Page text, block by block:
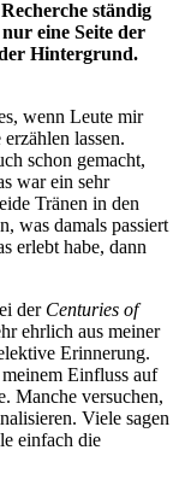
ständig
eine Seite der
Hintergrund.
wenn Leute mir
lassen.
schon gemacht,
war ein sehr
Tränen in den
was damals passiert
erlebt habe, dann
der Centuries of
ehrlich aus meiner
Erinnerung.
Einfluss auf
Manche versuchen,
Viele sagen
einfach die